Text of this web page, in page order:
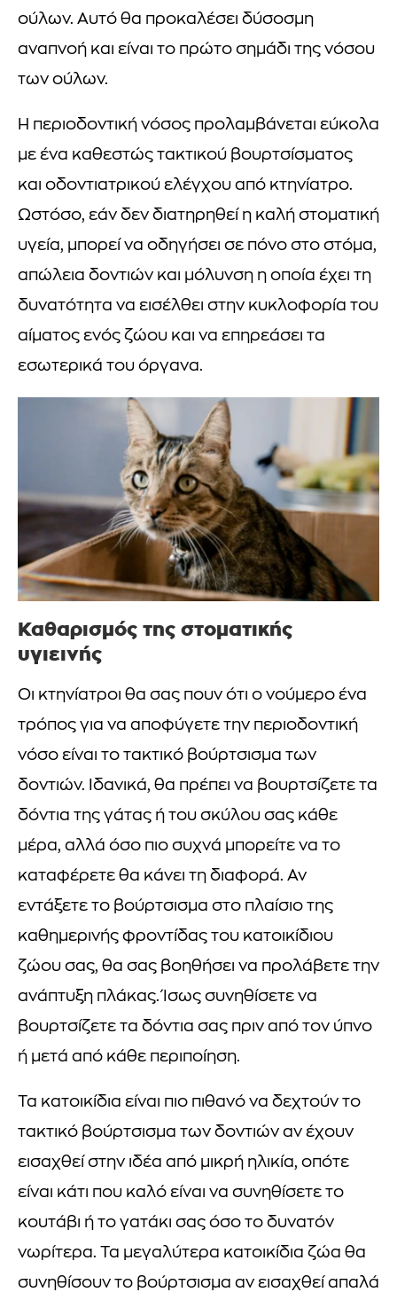
ούλων. Αυτό θα προκαλέσει δύσοσμη
αναπνοή και είναι το πρώτο σημάδι της νόσου
των ούλων.
Η περιοδοντική νόσος προλαμβάνεται εύκολα
με ένα καθεστώς τακτικού βουρτσίσματος
και οδοντιατρικού ελέγχου από κτηνίατρο.
Ωστόσο, εάν δεν διατηρηθεί η καλή στοματική
υγεία, μπορεί να οδηγήσει σε πόνο στο στόμα,
απώλεια δοντιών και μόλυνση η οποία έχει τη
δυνατότητα να εισέλθει στην κυκλοφορία του
αίματος ενός ζώου και να επηρεάσει τα
εσωτερικά του όργανα.
Καθαρισμός της στοματικής
υγιεινής
Οι κτηνίατροι θα σας πουν ότι ο νούμερο ένα
τρόπος για να αποφύγετε την περιοδοντική
νόσο είναι το τακτικό βούρτσισμα των
δοντιών. Ιδανικά, θα πρέπει να βουρτσίζετε τα
δόντια της γάτας ή του σκύλου σας κάθε
μέρα, αλλά όσο πιο συχνά μπορείτε να το
καταφέρετε θα κάνει τη διαφορά. Αν
εντάξετε το βούρτσισμα στο πλαίσιο της
καθημερινής φροντίδας του κατοικίδιου
ζώου σας, θα σας βοηθήσει να προλάβετε την
ανάπτυξη πλάκας. Ίσως συνηθίσετε να
βουρτσίζετε τα δόντια σας πριν από τον ύπνο
ή μετά από κάθε περιποίηση.
Τα κατοικίδια είναι πιο πιθανό να δεχτούν το
τακτικό βούρτσισμα των δοντιών αν έχουν
εισαχθεί στην ιδέα από μικρή ηλικία, οπότε
είναι κάτι που καλό είναι να συνηθίσετε το
κουτάβι ή το γατάκι σας όσο το δυνατόν
νωρίτερα. Τα μεγαλύτερα κατοικίδια ζώα θα
συνηθίσουν το βούρτσισμα αν εισαχθεί απαλά